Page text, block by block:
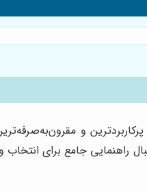
و
راهنمایی جامع برای انتخاب